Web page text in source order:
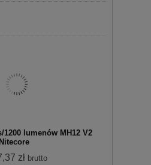
1200 lumenów MH12 V2
Nitecore
zł brutto